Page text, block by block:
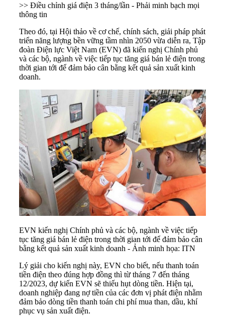
>> Điều chỉnh giá điện 3 tháng/lần - Phải minh bạch mọi
thông tin
Theo đó, tại Hội thảo về cơ chế, chính sách, giải pháp phát
triển năng lượng bền vững tầm nhìn 2050 vừa diễn ra, Tập
đoàn Điện lực Việt Nam (EVN) đã kiến nghị Chính phủ
và các bộ, ngành về việc tiếp tục tăng giá bán lẻ điện trong
thời gian tới để đảm bảo cân bằng kết quả sản xuất kinh
doanh.
EVN kiến nghị Chính phủ và các bộ, ngành về việc tiếp
tục tăng giá bán lẻ điện trong thời gian tới để đảm bảo cân
bằng kết quả sản xuất kinh doanh - Ảnh minh họa: ITN
Lý giải cho kiến nghị này, EVN cho biết, nếu thanh toán
tiền điện theo đúng hợp đồng thì từ tháng 7 đến tháng
12/2023, dự kiến EVN sẽ thiếu hụt dòng tiền. Hiện tại,
doanh nghiệp đang nợ tiền của các đơn vị phát điện nhằm
đảm bảo dòng tiền thanh toán chi phí mua than, dầu, khí
phục vụ sản xuất điện.